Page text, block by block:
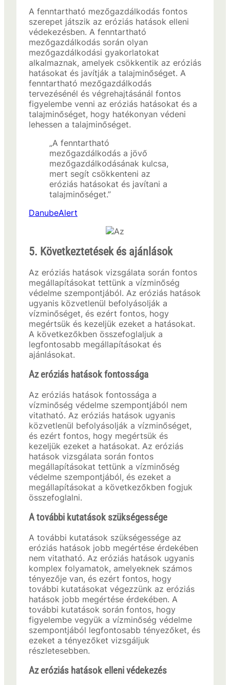
A fenntartható mezőgazdálkodás fontos
szerepet játszik az eróziás hatások elleni
védekezésben. A fenntartható
mezőgazdálkodás során olyan
mezőgazdálkodási gyakorlatokat
alkalmaznak, amelyek csökkentik az eróziás
hatásokat és javítják a talajminőséget. A
fenntartható mezőgazdálkodás
tervezésénél és végrehajtásánál fontos
figyelembe venni az eróziás hatásokat és a
talajminőséget, hogy hatékonyan védeni
lehessen a talajminőséget.
„A fenntartható
mezőgazdálkodás a jövő
mezőgazdálkodásának kulcsa,
mert segít csökkenteni az
eróziás hatásokat és javítani a
talajminőséget.”
DanubeAlert
5. Következtetések és ajánlások
Az eróziás hatások vizsgálata során fontos
megállapításokat tettünk a vízminőség
védelme szempontjából. Az eróziás hatások
ugyanis közvetlenül befolyásolják a
vízminőséget, és ezért fontos, hogy
megértsük és kezeljük ezeket a hatásokat.
A következőkben összefoglaljuk a
legfontosabb megállapításokat és
ajánlásokat.
Az eróziás hatások fontossága
Az eróziás hatások fontossága a
vízminőség védelme szempontjából nem
vitatható. Az eróziás hatások ugyanis
közvetlenül befolyásolják a vízminőséget,
és ezért fontos, hogy megértsük és
kezeljük ezeket a hatásokat. Az eróziás
hatások vizsgálata során fontos
megállapításokat tettünk a vízminőség
védelme szempontjából, és ezeket a
megállapításokat a következőkben fogjuk
összefoglalni.
A további kutatások szükségessége
A további kutatások szükségessége az
eróziás hatások jobb megértése érdekében
nem vitatható. Az eróziás hatások ugyanis
komplex folyamatok, amelyeknek számos
tényezője van, és ezért fontos, hogy
további kutatásokat végezzünk az eróziás
hatások jobb megértése érdekében. A
további kutatások során fontos, hogy
figyelembe vegyük a vízminőség védelme
szempontjából legfontosabb tényezőket, és
ezeket a tényezőket vizsgáljuk
részletesebben.
Az eróziás hatások elleni védekezés